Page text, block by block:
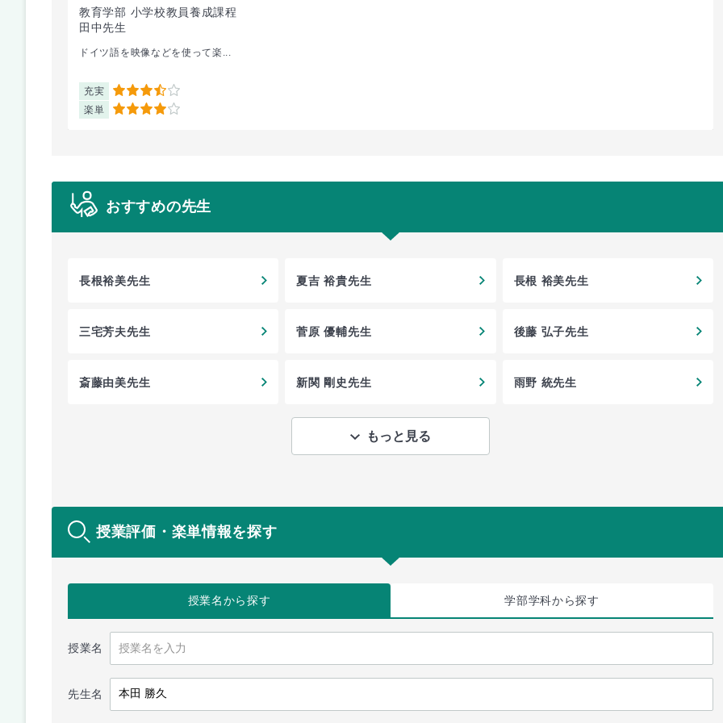
教育学部 小学校教員養成課程
田中先生
ドイツ語を映像などを使って楽...
充実 3.5
楽単 4
おすすめの先生
長根裕美先生 夏吉 裕貴先生 長根 裕美先生
三宅芳夫先生 菅原 優輔先生 後藤 弘子先生
斎藤由美先生 新関 剛史先生 雨野 統先生
もっと見る
授業評価・楽単情報を探す
授業名から探す 学部学科から探す
授業名
先生名